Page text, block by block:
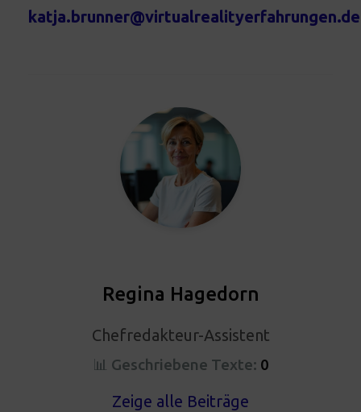
katja.brunner@virtualrealityerfahrungen.de
Regina Hagedorn
Chefredakteur-Assistent
📊 Geschriebene Texte: 0
Zeige alle Beiträge